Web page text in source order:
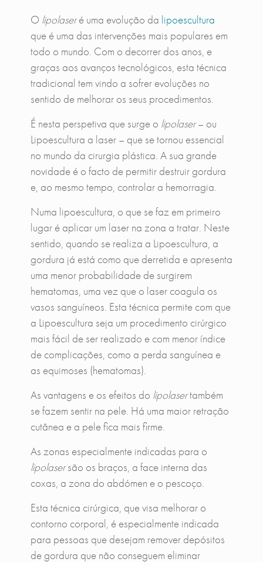
O lipolaseré uma evolução da lipoescultura
que é uma das intervenções mais populares em
todo o mundo. Com o decorrer dos anos, e
graças aos avanços tecnológicos, esta técnica
tradicional tem vindo a sofrer evoluções no
sentido de melhorar os seus procedimentos.
É nesta perspetiva que surge o lipolaser– ou
Lipoescultura a laser – que se tornou essencial
no mundo da cirurgia plástica. A sua grande
novidade é o facto de permitir destruir gordura
e, ao mesmo tempo, controlar a hemorragia.
Numa lipoescultura, o que se faz em primeiro
lugar é aplicar um laser na zona a tratar. Neste
sentido, quando se realiza a Lipoescultura, a
gordura já está como que derretida e apresenta
uma menor probabilidade de surgirem
hematomas, uma vez que o laser coagula os
vasos sanguíneos. Esta técnica permite com que
a Lipoescultura seja um procedimento cirúrgico
mais fácil de ser realizado e com menor índice
de complicações, como a perda sanguínea e
as equimoses (hematomas).
As vantagens e os efeitos do lipolasertambém
se fazem sentir na pele. Há uma maior retração
cutânea e a pele fica mais firme.
As zonas especialmente indicadas para o
lipolasersão os braços, a face interna das
coxas, a zona do abdómen e o pescoço.
Esta técnica cirúrgica, que visa melhorar o
contorno corporal, é especialmente indicada
para pessoas que desejam remover depósitos
de gordura que não conseguem eliminar